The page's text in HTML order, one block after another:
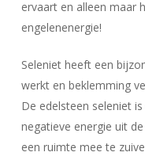
ervaart en alleen maar
engelenenergie!
Seleniet heeft een
werkt en beklemming
De edelsteen seleniet
negatieve energie uit
een ruimte mee te